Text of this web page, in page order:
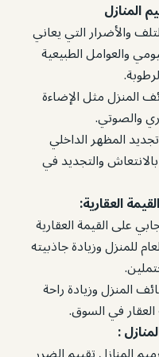
المنازل
والأضرار التي يعاني
والعوامل الطبيعية
المنزل مثل الإضاءة
والصوتي.
المظهر الداخلي
والتجديد في
العقارية:
على القيمة العقارية
للمنزل وزيادة جاذبيته
المنزل وزيادة راحة
العقار في السوق.
: